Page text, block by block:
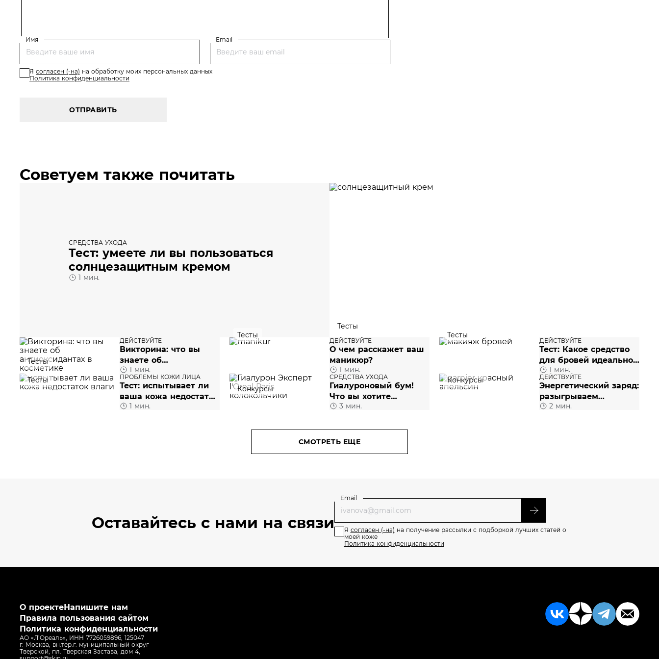
Имя Email
Я согласен (-на) на обработку моих персональных данных
Политика конфиденциальности
ОТПРАВИТЬ
Советуем также почитать
Тесты
СРЕДСТВА УХОДА
Тест: умеете ли вы пользоваться
солнцезащитным кремом
1 мин.
Тесты
ДЕЙСТВУЙТЕ
Викторина: что вы
знаете об
антиоксидантах в
косметике
1 мин.
Тесты
ДЕЙСТВУЙТЕ
О чем расскажет ваш
маникюр?
1 мин.
Тесты
ДЕЙСТВУЙТЕ
Тест: Какое средство
для бровей идеально
вам подойдет?
1 мин.
Тесты ПРОБЛЕМЫ КОЖИ ЛИЦА
Тест: испытывает ли
ваша кожа недостаток
влаги
1 мин.
Конкурсы
СРЕДСТВА УХОДА
Гиалуроновый бум!
Что вы хотите
протестировать из
Paris «Гиалурон
Эксперт»?
3 мин.
Конкурсы ДЕЙСТВУЙТЕ
Энергетический заряд:
разыгрываем
легендарный фен
2 мин.
СМОТРЕТЬ ЕЩЕ
Оставайтесь с нами на связи
Email
Я согласен (-на) на получение рассылки с подборкой лучших статей о
моей коже
Политика конфиденциальности
О проектеНапишите нам
Правила пользования сайтом
Политика конфиденциальности
АО «Л’Ореаль», ИНН 7726059896, 125047
г. Москва, вн.тер.г. муниципальный округ
Тверской, пл. Тверская Застава, дом 4,